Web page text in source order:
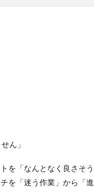
ん」
を「なんとなく良さそう
を「迷う作業」から「進